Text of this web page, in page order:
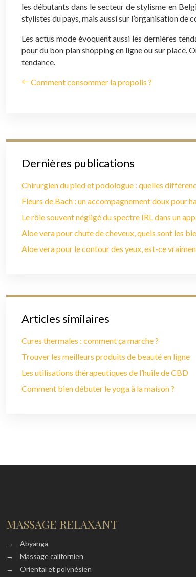
les débutants dans le secteur de stylisme en
stylistes du pays, mais aussi sur l’organisation
Les actus mode évoquent aussi les dernières
pour du bon plan shopping en ligne ou sur place.
tendance.
Comment consommer la propolis ?
Dernières publications
Chirurgien du pied et podologue : quelles
Fleurs de Bach : un accompagnement doux pour
Le rôle souvent négligé du spectre IRL dans un
Aloe vera pour chute de cheveux, quels sont les
Aloe vera pour le contour des yeux, est-ce
Articles similaires
Cures thermales : comment ça marche ?
Trouver les meilleurs produits de beauté en ligne
Les utilisations thérapeutiques de l’huile de CBD
Comment bien débuter le yoga à la maison ?
MASSAGE RELAXANT
→
Abyanga
→
Massage californien
→
Oriental et polynésien